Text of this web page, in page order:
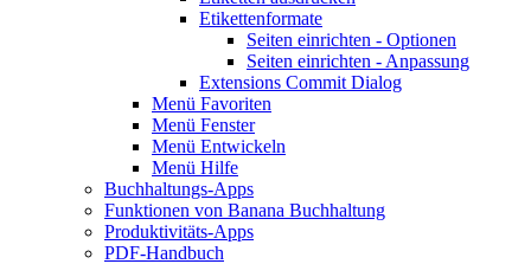
Etikettenformate
Seiten einrichten - Optionen
Seiten einrichten - Anpassung
Extensions Commit Dialog
Menü Favoriten
Menü Fenster
Menü Entwickeln
Menü Hilfe
Buchhaltungs-Apps
Funktionen von Banana Buchhaltung
Produktivitäts-Apps
PDF-Handbuch